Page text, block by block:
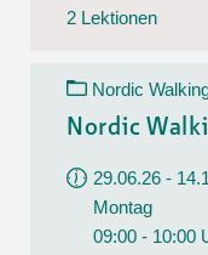
2 Lektionen
Nordic
Nordic
29.06.26 -
Montag
09:00 - 10:00